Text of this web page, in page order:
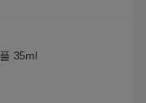
35ml